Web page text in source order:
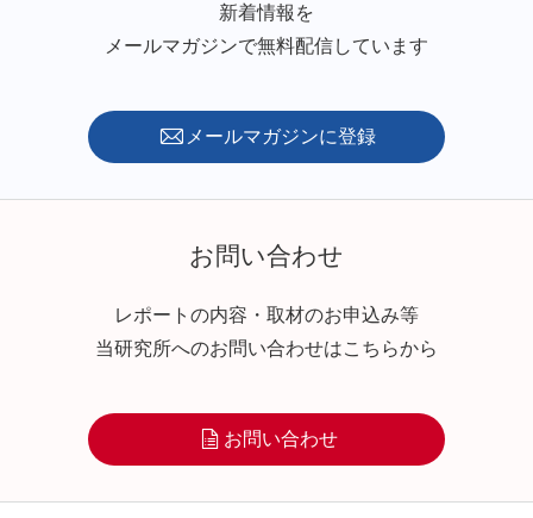
新着情報を
メールマガジンで無料配信しています
メールマガジンに登録
お問い合わせ
レポートの内容・取材のお申込み等
当研究所へのお問い合わせはこちらから
お問い合わせ